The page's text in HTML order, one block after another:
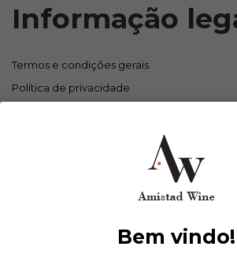
Informação
Termos e condições gerais
Política de privacidade
Bem vindo!